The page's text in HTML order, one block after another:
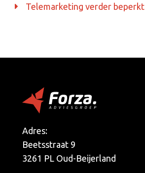
Telemarketing verder beperkt
Adres:
Beetsstraat 9
3261 PL Oud-Beijerland